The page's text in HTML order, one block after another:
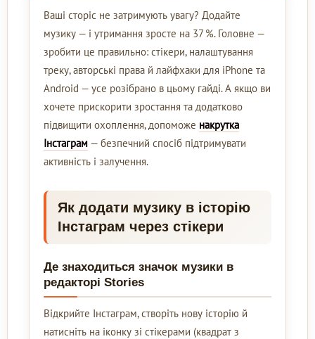
Ваші сторіс не затримують увагу? Додайте
музику — і утримання зросте на 37 %. Головне —
зробити це правильно: стікери, налаштування
треку, авторські права й лайфхаки для iPhone та
Android — усе розібрано в цьому гайді. А якщо ви
хочете прискорити зростання та додатково
підвищити охоплення, допоможе накрутка
Інстаграм — безпечний спосіб підтримувати
активність і залучення.
Як додати музику в історію
Інстаграм через стікери
Де знаходиться значок музики в
редакторі Stories
Відкрийте Інстаграм, створіть нову історію й
натисніть на іконку зі стікерами (квадрат з